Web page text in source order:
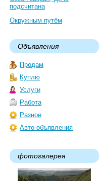
подсчитана
Окружным путём
Объявления
Продам
Куплю
Услуги
Работа
Разное
Авто-объявления
фотогалерея